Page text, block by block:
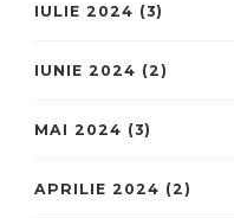
IULIE 2024 (3)
IUNIE 2024 (2)
MAI 2024 (3)
APRILIE 2024 (2)